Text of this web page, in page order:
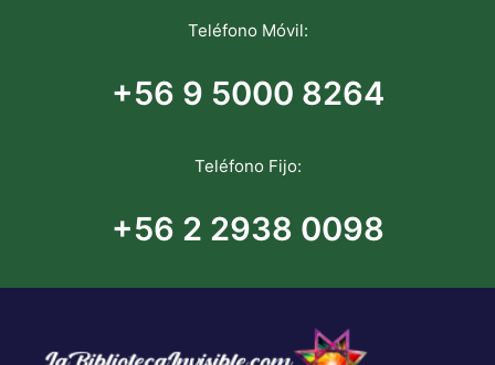
Teléfono Móvil:
+56 9 5000 8264
Teléfono Fijo:
+56 2 2938 0098